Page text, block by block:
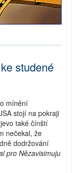
studené
mínění
stojí na pokraji
také čínští
nečekal, že
dodržování
pro Nězavisimuju